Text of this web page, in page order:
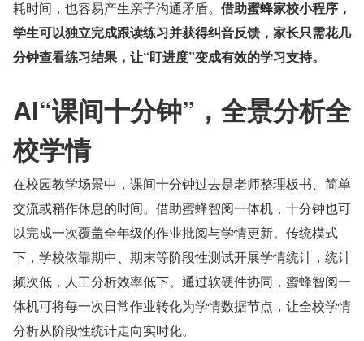
耗时间，也容易产生亲子沟通矛盾。 借助蜜蜂家校小程序，
学生可以独立完成跟读练习并获得纠音反馈，家长只需花几
分钟查看练习结果，让“盯进度”变成有效的学习支持。
AI“课间十分钟”，全景分析全
校学情
在校园教学场景中，课间十分钟过去是老师整理板书、简单
交流或稍作休息的时间。借助蜜蜂智阅一体机，十分钟也可
以完成一次覆盖全年级的作业批阅与学情更新。传统模式
下，学校依靠期中、期末等阶段性测试开展学情统计，统计
频次低，人工分析效率低下。通过软硬件协同，蜜蜂智阅一
体机可将每一次日常作业转化为学情数据节点，让全校学情
分析从阶段性统计走向实时化。